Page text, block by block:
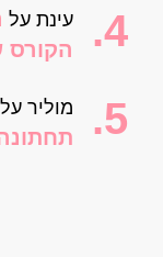
עינת על
הקורס
מוליר על